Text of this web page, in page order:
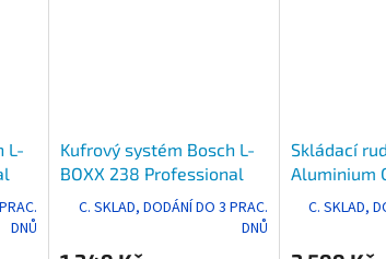
L-
DNŮ
Kufrový systém Bosch L-
BOXX 238 Professional
C. SKLAD, DODÁNÍ DO 3 PRAC.
DNŮ
Skládací
Aluminium
C. SKLAD,